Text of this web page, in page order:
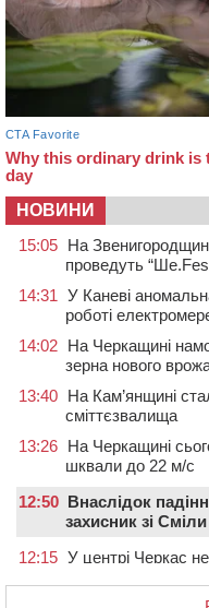
НОВИНИ
15:05 На
проведуть
14:31 У Каневі
роботі
14:02 На Черкащині
зерна нового
13:40 На Кам’янщині
сміттєзвалища
13:26 На Черкащині
шквали до 22 м/с
12:50 Внаслідок
захисник зі Сміли
12:15 У центрі Черкас
11:29 У Черкасах до